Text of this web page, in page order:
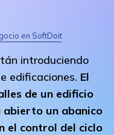
en SoftDoit
introduciendo
edificaciones. El
de un edificio
un abanico
el control del ciclo